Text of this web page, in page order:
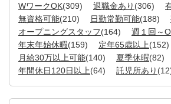
WワークOK(309) 退職金あり (306)
無資格可能(210) 日勤常勤可能(188)
オープニングスタッフ(164) 週１回～
年末年始休暇(159) 定年65歳以上(152)
月給30万以上可能(140) 夏季休暇(82)
年間休日120日以上(64) 託児所あり